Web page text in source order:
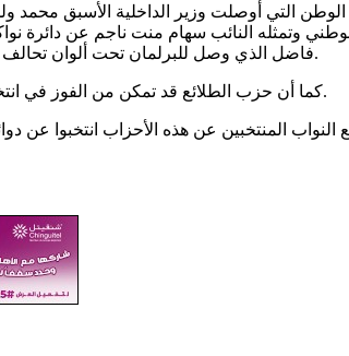
الوطن التي أوصلت وزير الداخلية الأسبق
الوطني وتمثله النائب سهام منت ناجم عن
فاضل الذي وصل للبرلمان تحت ألوان تحالف لحزب الطلائع المعارض وحزب الوفاء الموجود في الأغلبية وقد تعرض الحزبان للحل.
كما أن حزب الطلائع قد تمكن من الفوز في انتخابات سبتمبر ببلدية السبخة التي يقودها الآن العمدة أبوبكر سوماري من قادة الحزب.